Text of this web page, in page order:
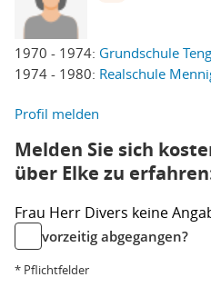
1970 - 1974: Grundschule
1974 - 1980: Realschule
Profil melden
Melden Sie sich
über Elke zu
Frau Herr Divers keine
vorzeitig abgegangen?
* Pflichtfelder